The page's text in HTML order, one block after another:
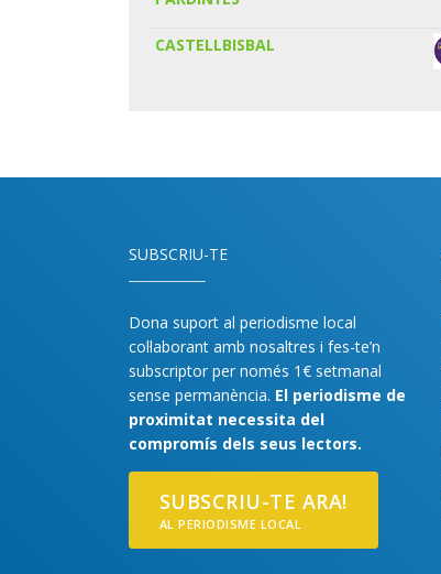
CASTELLBISBAL
SUBSCRIU-TE
Dona suport al periodisme local
col·laborant amb nosaltres i fes-te’n
subscriptor per només 1€ setmanal
sense permanència. El periodisme de
proximitat necessita del
compromís dels seus lectors.
SUBSCRIU-TE ARA!
AL PERIODISME LOCAL